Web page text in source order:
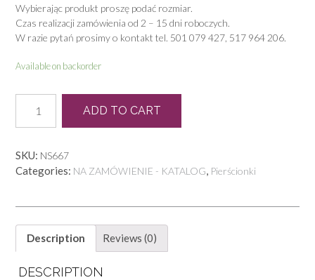
Wybierając produkt proszę podać rozmiar.
Czas realizacji zamówienia od 2 – 15 dni roboczych.
W razie pytań prosimy o kontakt tel. 501 079 427, 517 964 206.
Available on backorder
0066
quantity
ADD TO CART
SKU: NS667
Categories: NA ZAMÓWIENIE - KATALOG, Pierścionki
Description Reviews (0)
DESCRIPTION